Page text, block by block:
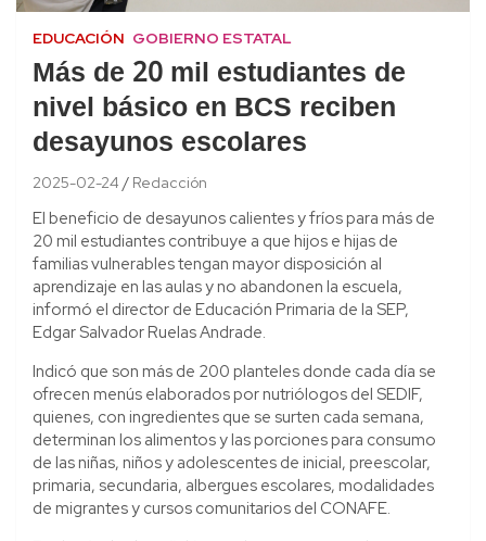
EDUCACIÓN GOBIERNO ESTATAL
Más de 20 mil estudiantes de
nivel básico en BCS reciben
desayunos escolares
2025-02-24 Redacción
El beneficio de desayunos calientes y fríos para más de
20 mil estudiantes contribuye a que hijos e hijas de
familias vulnerables tengan mayor disposición al
aprendizaje en las aulas y no abandonen la escuela,
informó el director de Educación Primaria de la SEP,
Edgar Salvador Ruelas Andrade.
Indicó que son más de 200 planteles donde cada día se
ofrecen menús elaborados por nutriólogos del SEDIF,
quienes, con ingredientes que se surten cada semana,
determinan los alimentos y las porciones para consumo
de las niñas, niños y adolescentes de inicial, preescolar,
primaria, secundaria, albergues escolares, modalidades
de migrantes y cursos comunitarios del CONAFE.